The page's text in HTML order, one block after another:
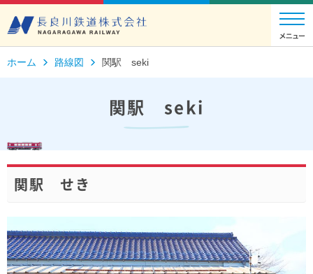
ホーム 路線図 関駅 seki
関駅 seki
関駅 せき